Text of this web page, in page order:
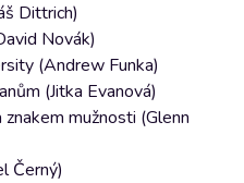
Dittrich)
Novák)
(Andrew Funka)
(Jitka Evanová)
mužnosti (Glenn
Černý)